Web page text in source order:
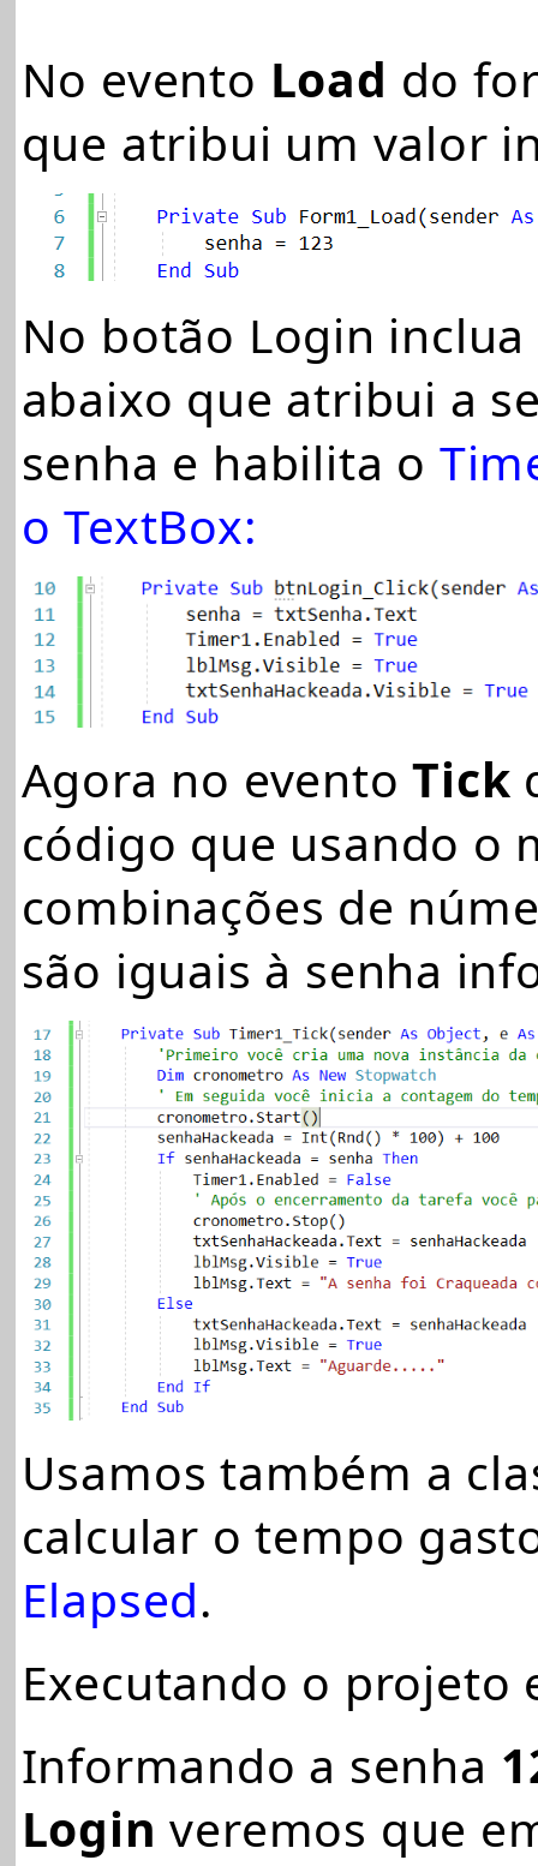
No evento Load do
que atribui um valor
No botão Login
abaixo que atribui a
senha e habilita o
o TextBox:
Agora no eventoTick
código que usando o
combinações de
são iguais à senha
Usamos também a
calcular o tempo
Elapsed.
Executando o projeto
Informando a senha
Login veremos que